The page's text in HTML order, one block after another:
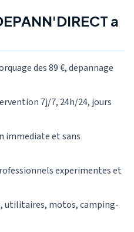
a
des 89 €, depannage
7j/7, 24h/24, jours
immediate et sans
experimentes et
utilitaires, motos, camping-